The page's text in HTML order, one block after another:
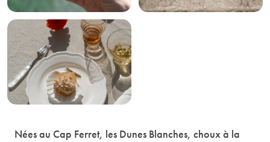
Nées au Cap Ferret, les Dunes Blanches, choux à la